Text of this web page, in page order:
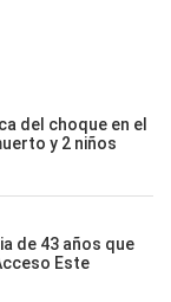
del choque en el
y 2 niños
de 43 años que
Este